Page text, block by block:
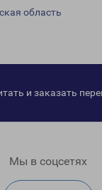
область
и заказать
Мы в соцсетях